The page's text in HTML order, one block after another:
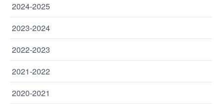
2024-2025
2023-2024
2022-2023
2021-2022
2020-2021